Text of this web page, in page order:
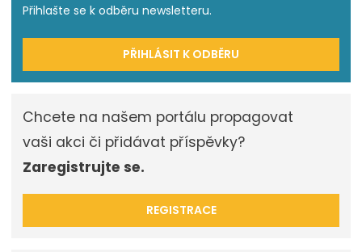
Přihlašte se k odběru newsletteru.
PŘIHLÁSIT K ODBĚRU
Chcete na našem portálu propagovat
vaši akci či přidávat příspěvky?
Zaregistrujte se.
REGISTRACE